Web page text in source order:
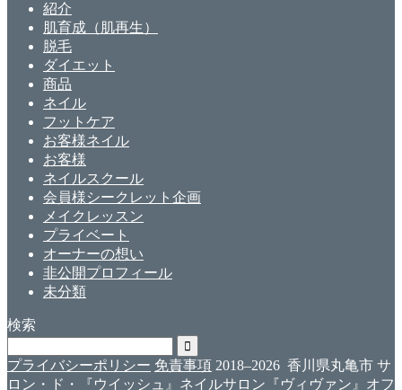
紹介
肌育成（肌再生）
脱毛
ダイエット
商品
ネイル
フットケア
お客様ネイル
お客様
ネイルスクール
会員様シークレット企画
メイクレッスン
プライベート
オーナーの想い
非公開プロフィール
未分類
検索
プライバシーポリシー 免責事項 2018–2026 香川県丸亀市 サ
ロン・ド・『ウイッシュ』ネイルサロン『ヴィヴァン』オフ